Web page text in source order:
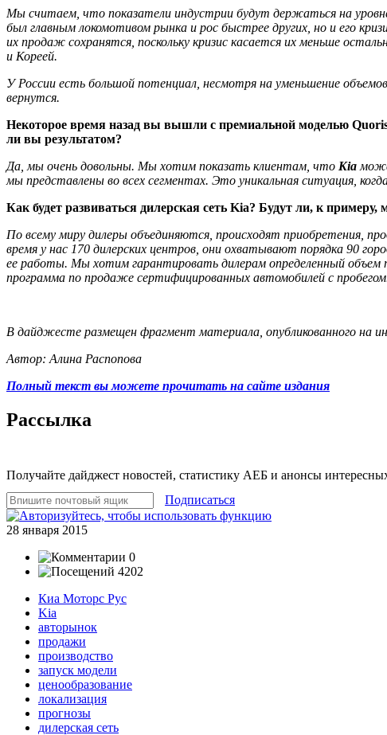
Мы считаем, что показатели индустрии будут держаться на
был главным локомотивом рынка и рос быстрее других, но и его
их продаж сохранятся, поскольку кризис касается их меньше
и Кореей.
У России есть большой потенциал, несмотря на уменьшение
вернутся.
Некоторое время назад вы вышли с премиальной моделью
ли вы результатом?
Да, мы очень довольны. Мы хотим показать клиентам, что Kia
мы представлены во всех сегментах. Это уникальная ситуация,
Как будет развиваться дилерская сеть Kia? Будут ли, к примеру,
По всему миру дилеры объединяются, происходят приобретения,
время у нас 170 дилерских центров, они охватывают порядка 90
ее работы. Мы хотим гарантировать дилерам определенный объем
программа по продаже сертифицированных автомобилей с
В дайджесте размещен фрагмент материала, опубликованного на
Автор: Алина Распопова
Полный текст вы можете прочитать на сайте издания
Рассылка
Получайте дайджест новостей, статистику АЕБ и анонсы
Подписаться
28 января 2015
0
4202
Киа Моторс Рус
Kia
авторынок
продажи
производство
запуск модели
ценообразование
локализация
прогнозы
дилерская сеть